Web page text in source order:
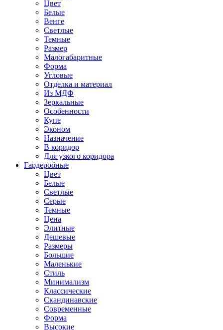
Цвет
Белые
Венге
Светлые
Темные
Размер
Малогабаритные
Форма
Угловые
Отделка и материал
Из МДФ
Зеркальные
Особенности
Купе
Эконом
Назначение
В коридор
Для узкого коридора
Гардеробные
Цвет
Белые
Светлые
Серые
Темные
Цена
Элитные
Дешевые
Размеры
Большие
Маленькие
Стиль
Минимализм
Классические
Скандинавские
Современные
Форма
Высокие